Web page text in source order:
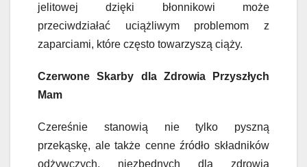
jelitowej dzięki błonnikowi może
przeciwdziałać uciążliwym problemom z
zaparciami, które często towarzyszą ciąży.
Czerwone Skarby dla Zdrowia Przyszłych
Mam
Czereśnie stanowią nie tylko pyszną
przekąskę, ale także cenne źródło składników
odżywczych, niezbędnych dla zdrowia